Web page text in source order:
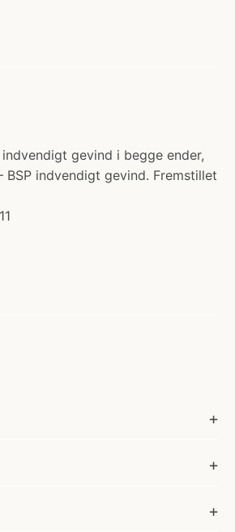
gevind i begge ender,
indvendigt gevind. Fremstillet